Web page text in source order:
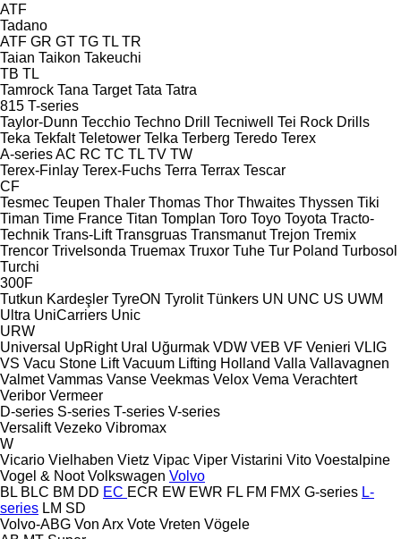
ATF
Tadano
ATF GR GT TG TL TR
Taian Taikon Takeuchi
TB TL
Tamrock Tana Target Tata Tatra
815 T-series
Taylor-Dunn Tecchio Techno Drill Tecniwell
Tei Rock Drills
Teka Tekfalt Teletower Telka Terberg Teredo Terex
A-seriesAC RC TC TL TV TW
Terex-Finlay Terex-Fuchs Terra Terrax Tescar
CF
Tesmec Teupen Thaler Thomas Thor Thwaites Thyssen Tiki
Timan Time France Titan Tomplan Toro Toyo Toyota Tracto-
Technik Trans-Lift Transgruas Transmanut Trejon Tremix
Trencor Trivelsonda Truemax Truxor Tuhe Tur Poland Turbosol
Turchi
300F
Tutkun Kardeşler TyreON Tyrolit Tünkers UN UNC US UWM
Ultra UniCarriers Unic
URW
Universal UpRight Ural Uğurmak VDW VEB VF Venieri VLIG
VS Vacu Stone Lift Vacuum Lifting Holland Valla Vallavagnen
Valmet Vammas Vanse Veekmas Velox Vema Verachtert
Veribor Vermeer
D-series S-series T-series V-series
Versalift Vezeko Vibromax
W
Vicario Vielhaben Vietz Vipac Viper Vistarini Vito Voestalpine
Vogel & Noot Volkswagen Volvo
BL BLC BM DD EC ECR EW EWR FL FM FMX G-series L-
series LM SD
Volvo-ABG Von Arx Vote Vreten Vögele